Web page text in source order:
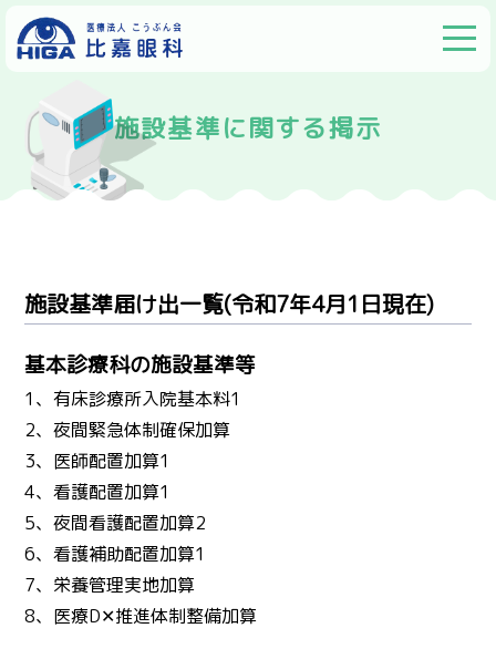
施設基準に関する掲示
施設基準届け出一覧(令和7年4月1日現在)
基本診療科の施設基準等
1、有床診療所入院基本料1
2、夜間緊急体制確保加算
3、医師配置加算1
4、看護配置加算1
5、夜間看護配置加算2
6、看護補助配置加算1
7、栄養管理実地加算
8、医療D✕推進体制整備加算